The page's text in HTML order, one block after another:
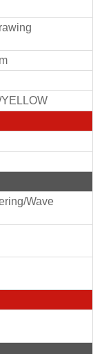
Wave